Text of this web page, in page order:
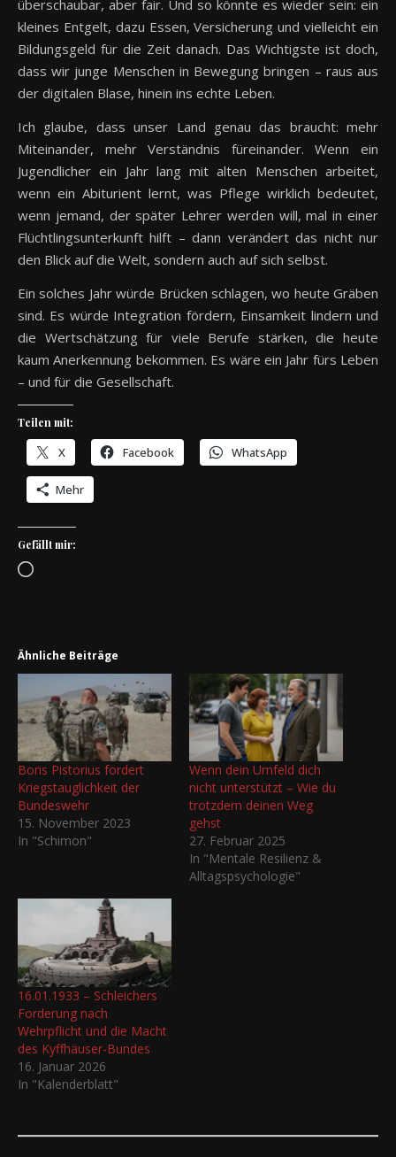
überschaubar, aber fair. Und so könnte es wieder sein: ein
kleines Entgelt, dazu Essen, Versicherung und vielleicht ein
Bildungsgeld für die Zeit danach. Das Wichtigste ist doch,
dass wir junge Menschen in Bewegung bringen – raus aus
der digitalen Blase, hinein ins echte Leben.
Ich glaube, dass unser Land genau das braucht: mehr
Miteinander, mehr Verständnis füreinander. Wenn ein
Jugendlicher ein Jahr lang mit alten Menschen arbeitet,
wenn ein Abiturient lernt, was Pflege wirklich bedeutet,
wenn jemand, der später Lehrer werden will, mal in einer
Flüchtlingsunterkunft hilft – dann verändert das nicht nur
den Blick auf die Welt, sondern auch auf sich selbst.
Ein solches Jahr würde Brücken schlagen, wo heute Gräben
sind. Es würde Integration fördern, Einsamkeit lindern und
die Wertschätzung für viele Berufe stärken, die heute
kaum Anerkennung bekommen. Es wäre ein Jahr fürs Leben
– und für die Gesellschaft.
Teilen mit:
X Facebook WhatsApp
Mehr
Gefällt mir:
Wird geladen …
Ähnliche Beiträge
Boris Pistorius fordert
Kriegstauglichkeit der
Bundeswehr
15. November 2023
In "Schimon"
Wenn dein Umfeld dich
nicht unterstützt – Wie du
trotzdem deinen Weg
gehst
27. Februar 2025
In "Mentale Resilienz &
Alltagspsychologie"
16.01.1933 – Schleichers
Forderung nach
Wehrpflicht und die Macht
des Kyffhäuser-Bundes
16. Januar 2026
In "Kalenderblatt"